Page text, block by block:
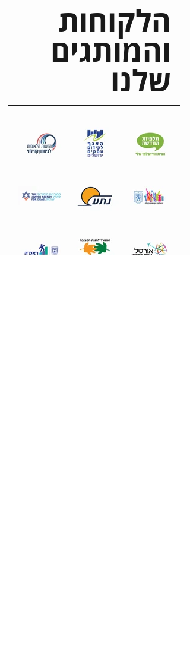
הלקוחות
והמותגים
שלנו